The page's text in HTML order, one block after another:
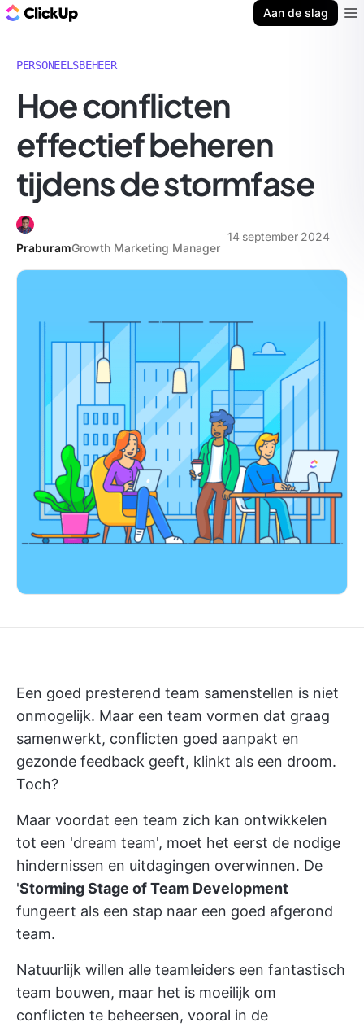
Aan de slag
PERSONEELSBEHEER
Hoe conflicten
effectief beheren
tijdens de stormfase
PraburamGrowth Marketing Manager
14 september 2024
Een goed presterend team samenstellen is niet
onmogelijk. Maar een team vormen dat graag
samenwerkt, conflicten goed aanpakt en
gezonde feedback geeft, klinkt als een droom.
Toch?
Maar voordat een team zich kan ontwikkelen
tot een 'dream team', moet het eerst de nodige
hindernissen en uitdagingen overwinnen. De
'Storming Stage of Team Development
fungeert als een stap naar een goed afgerond
team.
Natuurlijk willen alle teamleiders een fantastisch
team bouwen, maar het is moeilijk om
conflicten te beheersen, vooral in de